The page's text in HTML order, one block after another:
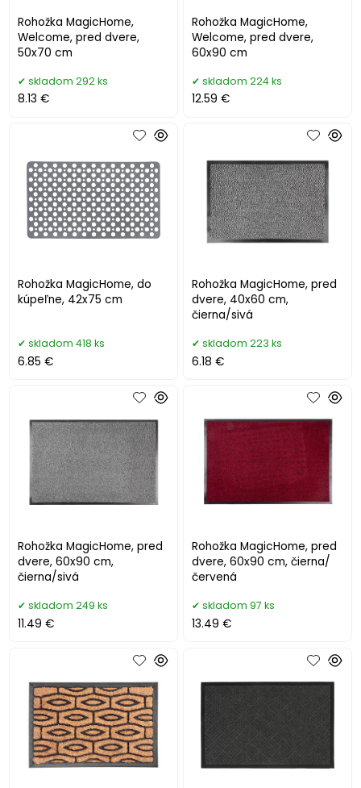
Rohožka MagicHome,
Welcome, pred dvere,
50x70 cm
skladom 292 ks
8.13 €
Rohožka MagicHome,
Welcome, pred dvere,
60x90 cm
skladom 224 ks
12.59 €
Rohožka MagicHome, do
kúpeľne, 42x75 cm
skladom 418 ks
6.85 €
Rohožka MagicHome, pred
dvere, 40x60 cm,
čierna/sivá
skladom 223 ks
6.18 €
Rohožka MagicHome, pred
dvere, 60x90 cm,
čierna/sivá
skladom 249 ks
11.49 €
Rohožka MagicHome, pred
dvere, 60x90 cm, čierna/
červená
skladom 97 ks
13.49 €